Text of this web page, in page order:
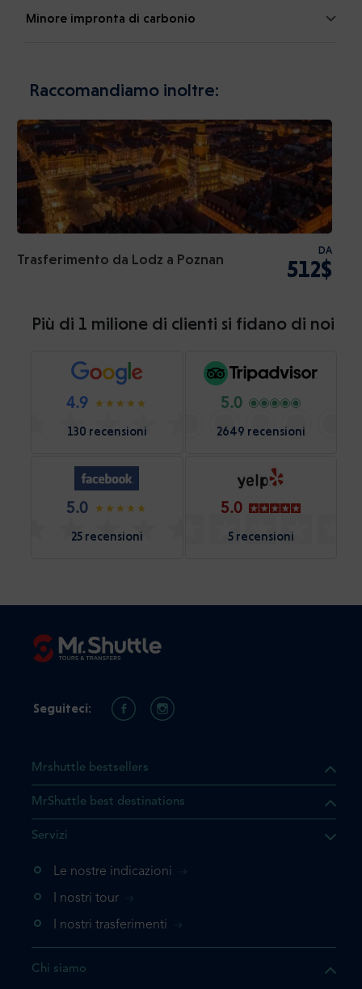
Minore impronta di carbonio
Raccomandiamo inoltre:
Trasferimento da Lodz a Poznan
DA
512$
Più di 1 milione di clienti si fidano di noi
4.9
130 recensioni
5.0
2649 recensioni
5.0
25 recensioni
5.0
5 recensioni
il prodotto che state
nuovamente, la
Mrshuttle bestsellers
MrShuttle best destinations
Servizi
Le nostre indicazioni
I nostri tour
I nostri trasferimenti
Chi siamo
Seguiteci: